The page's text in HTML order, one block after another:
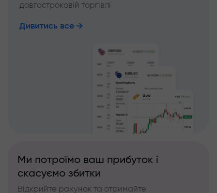
довгостроковій торгівлі
Дивитись все
Ми потроїмо ваш прибуток і
скасуємо збитки
Відкрийте рахунок та отримайте